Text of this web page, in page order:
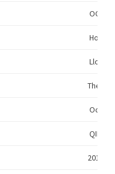
Hong
The
Ocean
2018